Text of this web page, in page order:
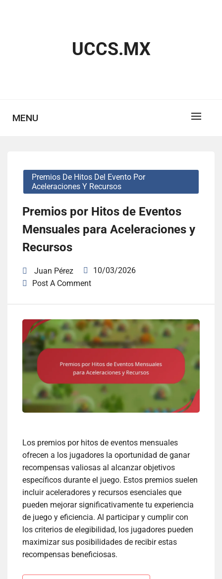
UCCS.MX
MENU
Premios De Hitos Del Evento Por
Aceleraciones Y Recursos
Premios por Hitos de Eventos
Mensuales para Aceleraciones y
Recursos
Juan Pérez
10/03/2026
Post A Comment
Los premios por hitos de eventos mensuales
ofrecen a los jugadores la oportunidad de ganar
recompensas valiosas al alcanzar objetivos
específicos durante el juego. Estos premios suelen
incluir aceleradores y recursos esenciales que
pueden mejorar significativamente tu experiencia
de juego y eficiencia. Al participar y cumplir con
los criterios de elegibilidad, los jugadores pueden
maximizar sus posibilidades de recibir estas
recompensas beneficiosas.